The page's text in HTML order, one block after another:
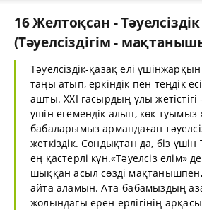
16 Желтоқсан - Тәуелсіздік
(Тәуелсіздігім -
Тәуелсіздік-қазақ елі
таңы атып, еркіндік пен теңдік
ашты. ХХI ғасырдың ұлы жетістігі
үшін егемендік алып, көк туымыз
бабаларымыз армандаған
жеткіздік. Сондықтан да, біз үшін
ең қастерлі күн.«Тәуелсіз елім»
шыққан асыл сөзді
айта аламын. Ата-бабамыздың
жолындағы ерен ерлігінің